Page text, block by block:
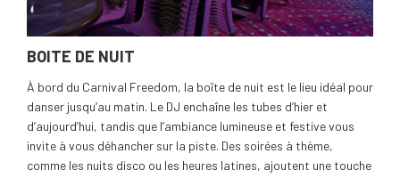
BOITE DE NUIT
À bord du Carnival Freedom, la boîte de nuit est le lieu idéal pour
danser jusqu’au matin. Le DJ enchaîne les tubes d’hier et
d’aujourd’hui, tandis que l’ambiance lumineuse et festive vous
invite à vous déhancher sur la piste. Des soirées à thème,
comme les nuits disco ou les heures latines, ajoutent une touche